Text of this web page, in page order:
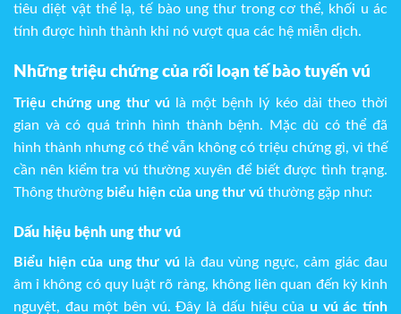
tiêu diệt vật thể lạ, tế bào ung thư trong cơ thể, khối u ác
tính được hình thành khi nó vượt qua các hệ miễn dịch.
Những triệu chứng của rối loạn tế bào tuyến vú
Triệu chứng ung thư vú là một bệnh lý kéo dài theo thời
gian và có quá trình hình thành bệnh. Mặc dù có thể đã
hình thành nhưng có thể vẫn không có triệu chứng gì, vì thế
cần nên kiểm tra vú thường xuyên để biết được tình trạng.
Thông thường biểu hiện của ung thư vú thường gặp như:
Dấu hiệu bệnh ung thư vú
Biểu hiện của ung thư vú là đau vùng ngực, cảm giác đau
âm ỉ không có quy luật rõ ràng, không liên quan đến kỳ kinh
nguyệt, đau một bên vú. Đây là dấu hiệu của u vú ác tính